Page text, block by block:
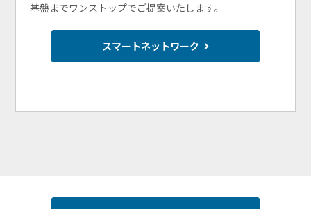
基盤までワンストップでご提案いたします。
スマートネットワーク